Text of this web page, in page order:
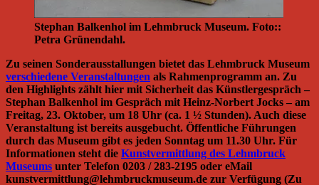
Stephan Balkenhol im Lehmbruck Museum. Foto::
Petra Grünendahl.
Zu seinen Sonderausstallungen bietet das Lehmbruck Museum
verschiedene Veranstaltungen als Rahmenprogramm an. Zu
den Highlights zählt hier mit Sicherheit das Künstlergespräch –
Stephan Balkenhol im Gespräch mit Heinz-Norbert Jocks – am
Freitag, 23. Oktober, um 18 Uhr (ca. 1 ½ Stunden). Auch diese
Veranstaltung ist bereits ausgebucht. Öffentliche Führungen
durch das Museum gibt es jeden Sonntag um 11.30 Uhr. Für
Informationen steht die Kunstvermittlung des Lehmbruck
Museums unter Telefon 0203 / 283-2195 oder eMail
kunstvermittlung@lehmbruckmuseum.de zur Verfügung (Zu